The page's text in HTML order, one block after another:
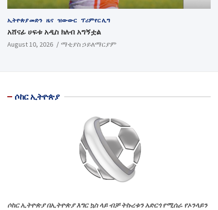
ኢትዮጵያ መድን ዜና ዝውውር ፕሪምየር ሊግ
አሸናፊ ሀፍቱ አዲስ ክለብ አግኝቷል
August 10, 2026 ማቲያስ ኃይለማርያም
ሶከር ኢትዮጵያ
ሶከር ኢትዮጵያ በኢትዮጵያ እግር ኳስ ላይ ብቻ ትኩረቱን አድርጎ የሚሰራ የኦንላይን